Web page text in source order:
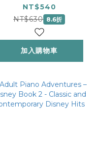
Popular Book 1 -
Timeless Hits and
Popular Favorites
NT$540
NT$630 8.6折
加入購物車